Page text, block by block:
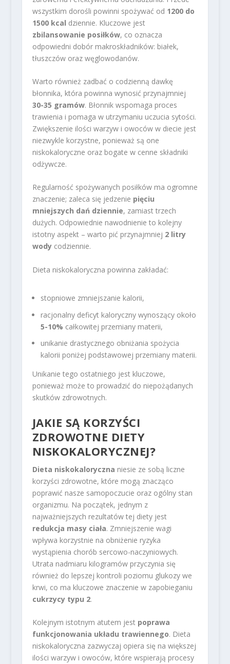
wszystkim dorośli powinni spożywać od 1200 do
1500 kcal dziennie. Kluczowe jest
zbilansowanie posiłków, co oznacza
odpowiedni dobór makroskładników: białek,
tłuszczów oraz węglowodanów.
Warto również zadbać o codzienną dawkę
błonnika, która powinna wynosić przynajmniej
30-35 gramów. Błonnik wspomaga proces
trawienia i pomaga w utrzymaniu uczucia sytości.
Zwiększenie ilości warzyw i owoców w diecie jest
niezwykle korzystne, ponieważ są one
niskokaloryczne oraz bogate w cenne składniki
odżywcze.
Regularność spożywanych posiłków ma ogromne
znaczenie; zaleca się jedzenie pięciu
mniejszych dań dziennie, zamiast trzech
dużych. Odpowiednie nawodnienie to kolejny
istotny aspekt – warto pić przynajmniej 2 litry
wodycodziennie.
Dieta niskokaloryczna powinna zakładać:
stopniowe zmniejszanie kalorii,
racjonalny deficyt kaloryczny wynoszący około
5-10% całkowitej przemiany materii,
unikanie drastycznego obniżania spożycia
kalorii poniżej podstawowej przemiany materii.
Unikanie tego ostatniego jest kluczowe,
ponieważ może to prowadzić do niepożądanych
skutków zdrowotnych.
JAKIE SĄ KORZYŚCI
ZDROWOTNE DIETY
NISKOKALORYCZNEJ?
Dieta niskokaloryczna niesie ze sobą liczne
korzyści zdrowotne, które mogą znacząco
poprawić nasze samopoczucie oraz ogólny stan
organizmu. Na początek, jednym z
najważniejszych rezultatów tej diety jest
redukcja masy ciała. Zmniejszenie wagi
wpływa korzystnie na obniżenie ryzyka
wystąpienia chorób sercowo-naczyniowych.
Utrata nadmiaru kilogramów przyczynia się
również do lepszej kontroli poziomu glukozy we
krwi, co ma kluczowe znaczenie w zapobieganiu
cukrzycy typu 2.
Kolejnym istotnym atutem jest poprawa
funkcjonowania układu trawiennego. Dieta
niskokaloryczna zazwyczaj opiera się na większej
ilości warzyw i owoców, które wspierają procesy